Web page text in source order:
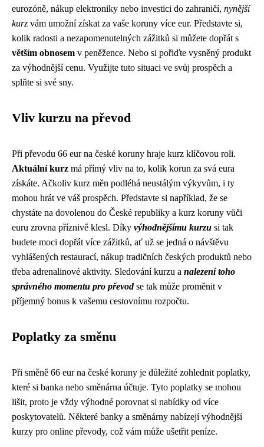
eurozóně, nákup elektroniky nebo investici do zahraničí, nynější
kurz vám umožní získat za vaše koruny více eur. Představte si,
kolik radosti a nezapomenutelných zážitků si můžete dopřát s
větším obnosem v peněžence. Nebo si pořiďte vysněný produkt
za výhodnější cenu. Využijte tuto situaci ve svůj prospěch a
splňte si své sny.
Vliv kurzu na převod
Při převodu 66 eur na české koruny hraje kurz klíčovou roli.
Aktuální kurz má přímý vliv na to, kolik korun za svá eura
získáte. Ačkoliv kurz měn podléhá neustálým výkyvům, i ty
mohou hrát ve váš prospěch. Představte si například, že se
chystáte na dovolenou do České republiky a kurz koruny vůči
euru zrovna příznivě klesl. Díky výhodnějšímu kurzu si tak
budete moci dopřát více zážitků, ať už se jedná o návštěvu
vyhlášených restaurací, nákup tradičních českých produktů nebo
třeba adrenalinové aktivity. Sledování kurzu a nalezení toho
správného momentu pro převodse tak může proměnit v
příjemný bonus k vašemu cestovnímu rozpočtu.
Poplatky za směnu
Při směně 66 eur na české koruny je důležité zohlednit poplatky,
které si banka nebo směnárna účtuje. Tyto poplatky se mohou
lišit, proto je vždy výhodné porovnat si nabídky od více
poskytovatelů. Některé banky a směnárny nabízejí výhodnější
kurzy pro online převody, což vám může ušetřit peníze.